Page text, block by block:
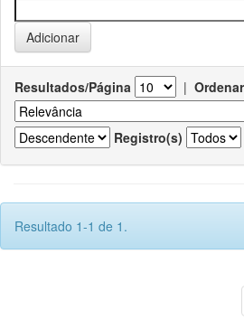
Resultados/Página |
Registro(s)
Resultado 1-1 de 1.